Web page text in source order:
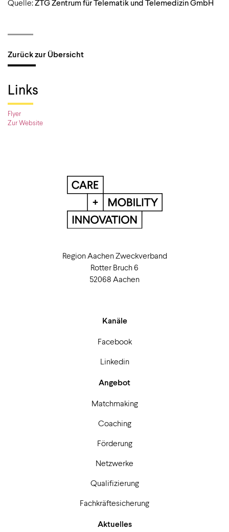
Links
Flyer
Zur Website
Quelle:ZTG Zentrum für Telematik und Telemedizin GmbH
Zurück zur Übersicht
Region Aachen Zweckverband
Rotter Bruch 6
52068 Aachen
Kanäle
Facebook
Linkedin
Angebot
Matchmaking
Coaching
Förderung
Netzwerke
Qualifizierung
Fachkräftesicherung
Aktuelles